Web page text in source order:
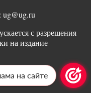
с разрешения
на издание
согласия
законом
на сайте